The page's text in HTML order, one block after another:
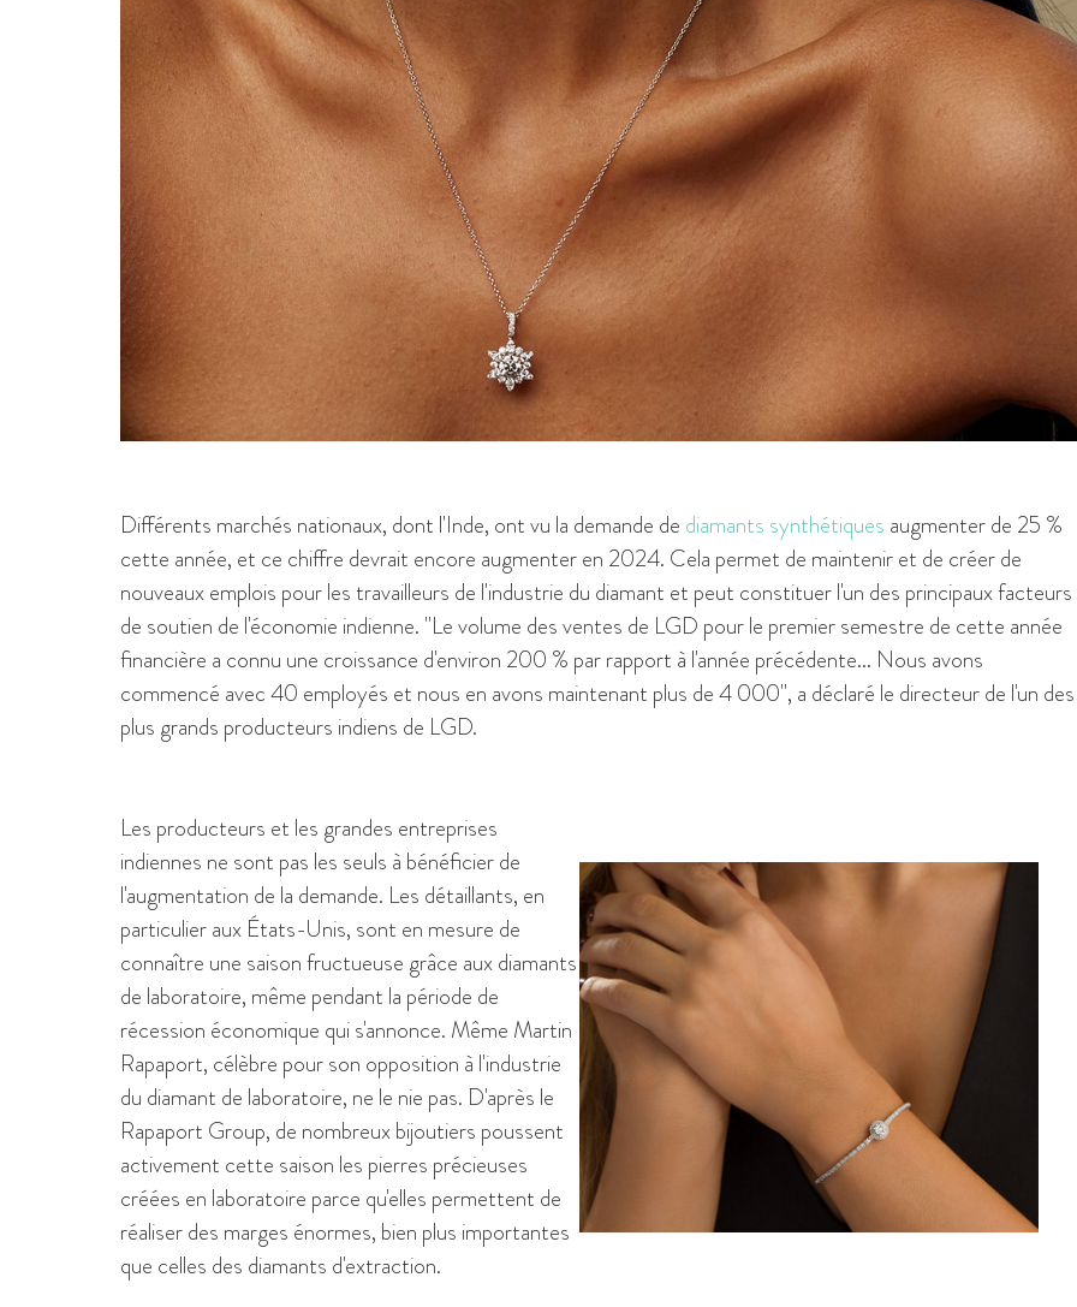
Différents marchés nationaux, dont l'Inde, ont vu la demande de diamants synthétiques augmenter de 25 %
cette année, et ce chiffre devrait encore augmenter en 2024. Cela permet de maintenir et de créer de
nouveaux emplois pour les travailleurs de l'industrie du diamant et peut constituer l'un des principaux facteurs
de soutien de l'économie indienne. "Le volume des ventes de LGD pour le premier semestre de cette année
financière a connu une croissance d'environ 200 % par rapport à l'année précédente... Nous avons
commencé avec 40 employés et nous en avons maintenant plus de 4 000", a déclaré le directeur de l'un des
plus grands producteurs indiens de LGD.
Les producteurs et les grandes entreprises
indiennes ne sont pas les seuls à bénéficier de
l'augmentation de la demande. Les détaillants, en
particulier aux États-Unis, sont en mesure de
connaître une saison fructueuse grâce aux diamants
de laboratoire, même pendant la période de
récession économique qui s'annonce. Même Martin
Rapaport, célèbre pour son opposition à l'industrie
du diamant de laboratoire, ne le nie pas. D'après le
Rapaport Group, de nombreux bijoutiers poussent
activement cette saison les pierres précieuses
créées en laboratoire parce qu'elles permettent de
réaliser des marges énormes, bien plus importantes
que celles des diamants d'extraction.